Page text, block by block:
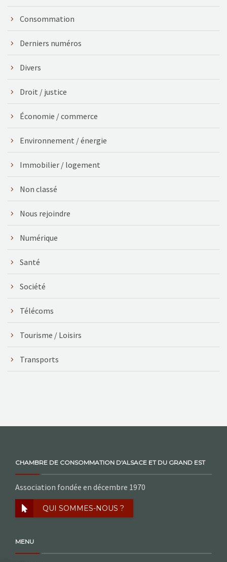
Consommation
Derniers numéros
Divers
Droit / justice
Économie / commerce
Environnement / énergie
Immobilier / logement
Non classé
Nous rejoindre
Numérique
Santé
Société
Télécoms
Tourisme / Loisirs
Transports
CHAMBRE DE CONSOMMATION D'ALSACE ET DU GRAND EST
Association fondée en décembre 1970
QUI SOMMES-NOUS ?
MENU